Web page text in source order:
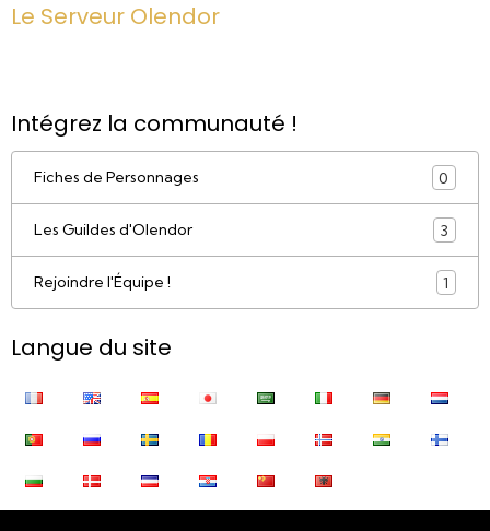
Le Serveur Olendor
Intégrez la communauté !
Fiches de Personnages 0
Les Guildes d'Olendor 3
Rejoindre l'Équipe ! 1
Langue du site